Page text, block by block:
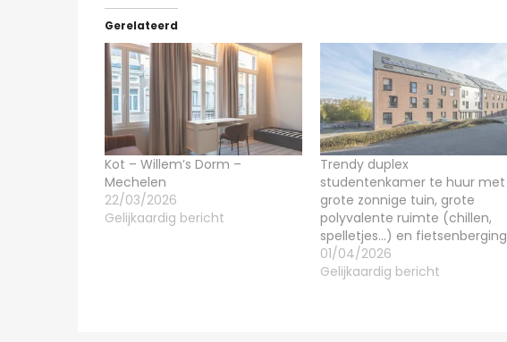
Gerelateerd
Kot – Willem’s Dorm –
Mechelen
22/03/2026
Gelijkaardig bericht
Trendy duplex
studentenkamer te huur met
grote zonnige tuin, grote
polyvalente ruimte (chillen,
spelletjes…) en fietsenberging
01/04/2026
Gelijkaardig bericht
Heidi